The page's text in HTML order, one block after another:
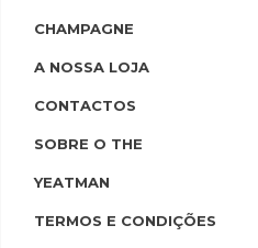
CHAMPAGNE
A NOSSA LOJA
CONTACTOS
SOBRE O THE
YEATMAN
TERMOS E CONDIÇÕES